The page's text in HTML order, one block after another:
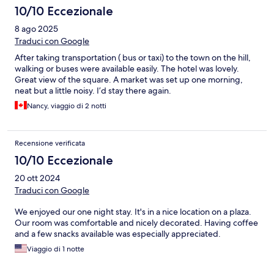
10/10 Eccezionale
8 ago 2025
Traduci con Google
After taking transportation ( bus or taxi) to the town on the hill,
walking or buses were available easily. The hotel was lovely.
Great view of the square. A market was set up one morning,
neat but a little noisy. I’d stay there again.
Nancy, viaggio di 2 notti
Recensione verificata
10/10 Eccezionale
20 ott 2024
Traduci con Google
We enjoyed our one night stay. It's in a nice location on a plaza.
Our room was comfortable and nicely decorated. Having coffee
and a few snacks available was especially appreciated.
Viaggio di 1 notte